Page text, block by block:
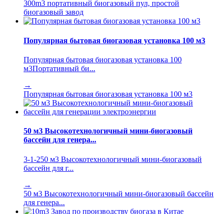
300m3 портативный биогазовый пул, простой
биогазовый завод
Популярная бытовая биогазовая установка 100 м3
Популярная бытовая биогазовая установка 100
м3Портативный би...
→
Популярная бытовая биогазовая установка 100 м3
50 м3 Высокотехнологичный мини-биогазовый
бассейн для генера...
3-1-250 м3 Высокотехнологичный мини-биогазовый
бассейн для г...
→
50 м3 Высокотехнологичный мини-биогазовый бассейн
для генера...